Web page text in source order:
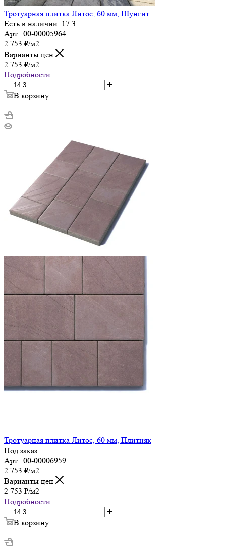
Тротуарная плитка Литос, 60 мм, Шунгит
Есть в наличии: 17.3
Арт.: 00-00005964
2 753 ₽/м2
Варианты цен
2 753 ₽/м2
Подробности
В корзину
Тротуарная плитка Литос, 60 мм, Плитняк
Под заказ
Арт.: 00-00006959
2 753 ₽/м2
Варианты цен
2 753 ₽/м2
Подробности
В корзину